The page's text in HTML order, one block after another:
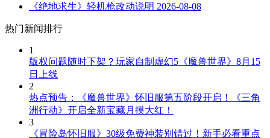
《绝地求生》轻机枪改动说明 2026-08-08
热门新闻排行
1
版权问题随时下架？玩家自制虚幻5《魔兽世界》8月15
日上线
2
热点预告：《魔兽世界》怀旧服第五阶段开启！《三角
洲行动》开启全新宝藏月摸大红！
3
《冒险岛怀旧服》30级免费神装别错过！新手必看重点